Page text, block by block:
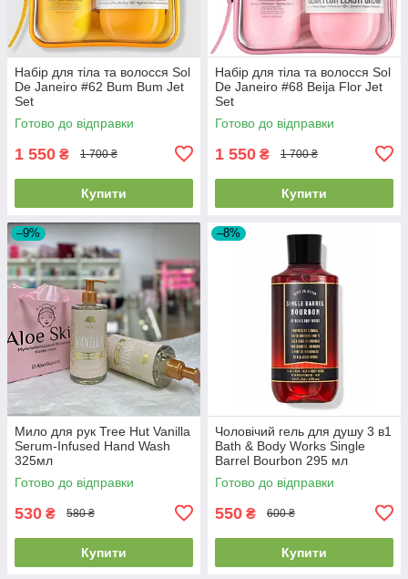
Набір для тіла та волосся Sol
De Janeiro #62 Bum Bum Jet
Set
Готово до відправки
1 550 ₴ 1 700 ₴
Купити
Набір для тіла та волосся Sol
De Janeiro #68 Beija Flor Jet
Set
Готово до відправки
1 550 ₴ 1 700 ₴
Купити
–9%
Мило для рук Tree Hut Vanilla
Serum-Infused Hand Wash
325мл
Готово до відправки
530 ₴ 580 ₴
Купити
–8%
Чоловічий гель для душу 3 в1
Bath & Body Works Single
Barrel Bourbon 295 мл
Готово до відправки
550 ₴ 600 ₴
Купити